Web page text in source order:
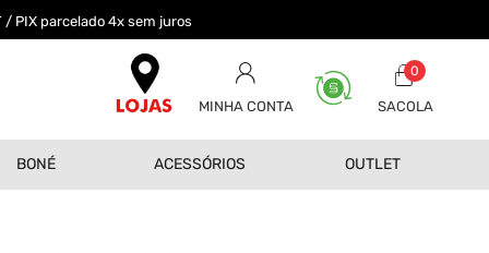
PIX parcelado 4x sem juros
MINHA CONTA
0
BONÉ ACESSÓRIOS OUTLET